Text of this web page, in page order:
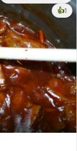
👍1